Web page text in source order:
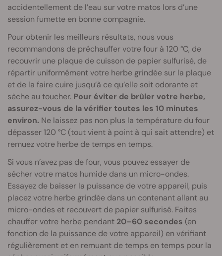
accidentellement de l’eau sur votre matos lors d’une
session fumette en bonne compagnie.
Pour obtenir les meilleurs résultats, nous vous
recommandons de préchauffer votre four à 120 °C, de
recouvrir une plaque de cuisson de papier sulfurisé, de
répartir uniformément votre herbe grindée sur la plaque
et de la faire cuire jusqu’à ce qu’elle soit odorante et
sèche au toucher. Pour éviter de brûler votre herbe,
assurez-vous de la vérifier toutes les 10 minutes
environ. Ne laissez pas non plus la température du four
dépasser 120 °C (tout vient à point à qui sait attendre) et
remuez votre herbe de temps en temps.
Si vous n’avez pas de four, vous pouvez essayer de
sécher votre matos humide dans un micro-ondes.
Essayez de baisser la puissance de votre appareil, puis
placez votre herbe grindée dans un contenant allant au
micro-ondes et recouvert de papier sulfurisé. Faites
chauffer votre herbe pendant 20–60 secondes (en
fonction de la puissance de votre appareil) en vérifiant
régulièrement et en remuant de temps en temps pour la